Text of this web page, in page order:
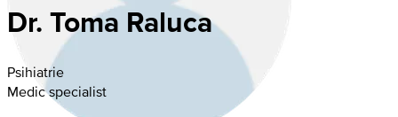
Dr. Toma Raluca
Psihiatrie
Medic specialist